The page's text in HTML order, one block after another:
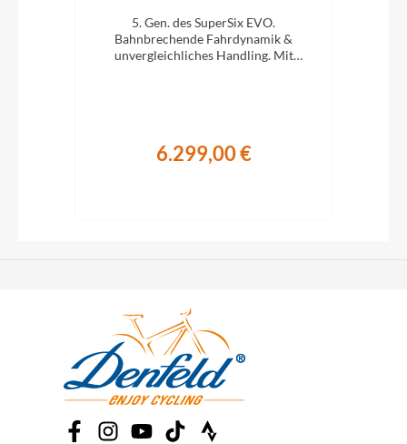
5. Gen. des SuperSix EVO.
Bahnbrechende Fahrdynamik &
unvergleichliches Handling. Mit
6.299,00 €